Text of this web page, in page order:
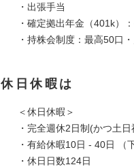
・出張手当
・確定拠出年金（401k）
・持株会制度：最高50口
休日休暇は
＜休日休暇＞
・完全週休2日制(かつ土日
・有給休暇10日 - 40日 （
・休日日数124日